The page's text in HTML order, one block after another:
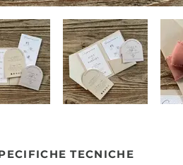
TECNICHE